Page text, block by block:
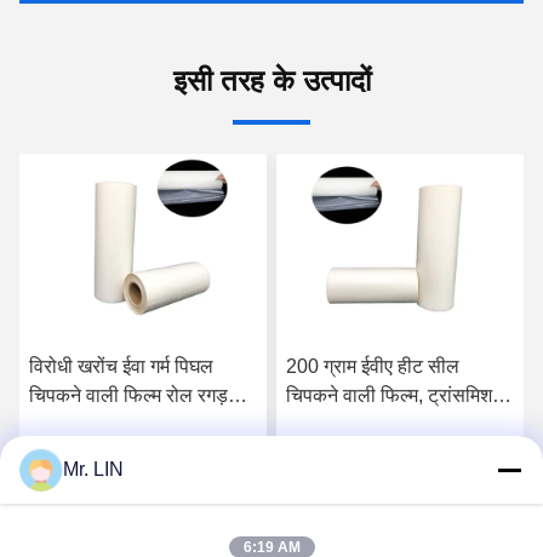
इसी तरह के उत्पादों
विरोधी खरोंच ईवा गर्म पिघल
चिपकने वाली फिल्म रोल रगड़
सर्वोत्तम मूल्य प्राप्त करें
200 ग्राम ईवीए हीट सील
चिपकने वाली फिल्म, ट्रांसमिशन
Mr. LIN
6:19 AM